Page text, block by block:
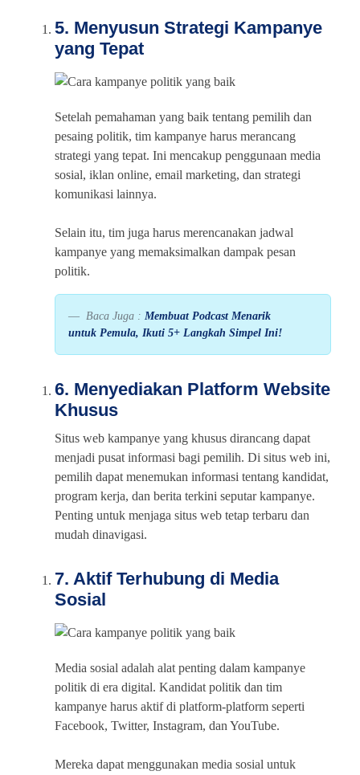
5. Menyusun Strategi Kampanye
yang Tepat
Setelah pemahaman yang baik tentang pemilih dan
pesaing politik, tim kampanye harus merancang
strategi yang tepat. Ini mencakup penggunaan media
sosial, iklan online, email marketing, dan strategi
komunikasi lainnya.
Selain itu, tim juga harus merencanakan jadwal
kampanye yang memaksimalkan dampak pesan
politik.
Baca Juga : Membuat Podcast Menarik
untuk Pemula, Ikuti 5+ Langkah Simpel Ini!
6. Menyediakan Platform Website
Khusus
Situs web kampanye yang khusus dirancang dapat
menjadi pusat informasi bagi pemilih. Di situs web ini,
pemilih dapat menemukan informasi tentang kandidat,
program kerja, dan berita terkini seputar kampanye.
Penting untuk menjaga situs web tetap terbaru dan
mudah dinavigasi.
7. Aktif Terhubung di Media
Sosial
Media sosial adalah alat penting dalam kampanye
politik di era digital. Kandidat politik dan tim
kampanye harus aktif di platform-platform seperti
Facebook, Twitter, Instagram, dan YouTube.
Mereka dapat menggunakan media sosial untuk